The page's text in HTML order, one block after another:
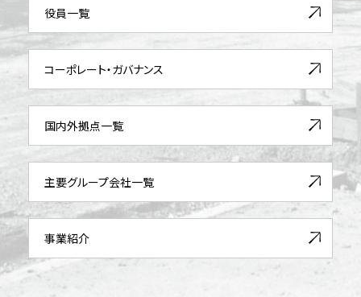
役員一覧
コーポレート・ガバナンス
国内外拠点一覧
主要グループ会社一覧
事業紹介